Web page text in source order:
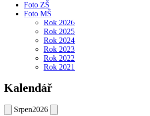
Foto ZŠ
Foto MŠ
Rok 2026
Rok 2025
Rok 2024
Rok 2023
Rok 2022
Rok 2021
Kalendář
Srpen2026